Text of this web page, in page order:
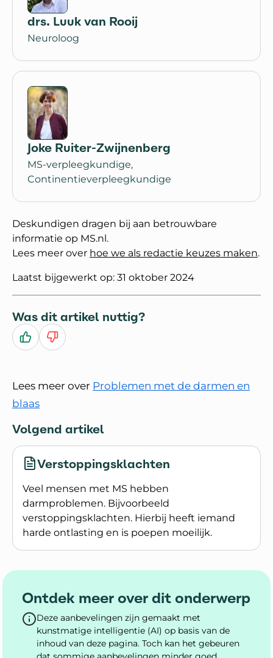
drs. Luuk van Rooij
Neuroloog
Joke Ruiter-Zwijnenberg
MS-verpleegkundige,
Continentieverpleegkundige
Deskundigen dragen bij aan betrouwbare
informatie op MS.nl.
Lees meer over hoe we als redactie keuzes maken.
Laatst bijgewerkt op: 31 oktober 2024
Was dit artikel nuttig?
Ja Nee
Lees meer over Problemen met de darmen en
blaas
Volgend artikel
Verstoppingsklachten
Veel mensen met MS hebben
darmproblemen. Bijvoorbeeld
verstoppingsklachten. Hierbij heeft iemand
harde ontlasting en is poepen moeilijk.
Lees meer over Verstoppingsklachten
Ontdek meer over dit onderwerp
Deze aanbevelingen zijn gemaakt met
kunstmatige intelligentie (AI) op basis van de
inhoud van deze pagina. Toch kan het gebeuren